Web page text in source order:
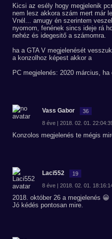
Kicsi az esély hogy megjelenik
nem lesz akkora szám mert már
Vnél... amugy én szerintem
nyomom, fenének sincs ideje rá
nehéz és idegesitő a számomra.
ha a GTA V megjelenését
a konzolhoz képest akkor a
PC megjelenés: 2020 március,
Vass Gabor 36
8 éve | 2018. 02. 01.
Konzolos megjelenés te mégis
Laci552 19
8 éve | 2018. 02. 01.
2018. október 26 a megjelenés 😀
Jó kédés pontosan mire.